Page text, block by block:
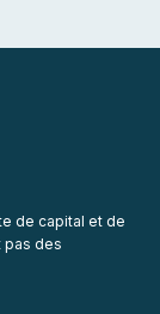
de capital et de
pas des